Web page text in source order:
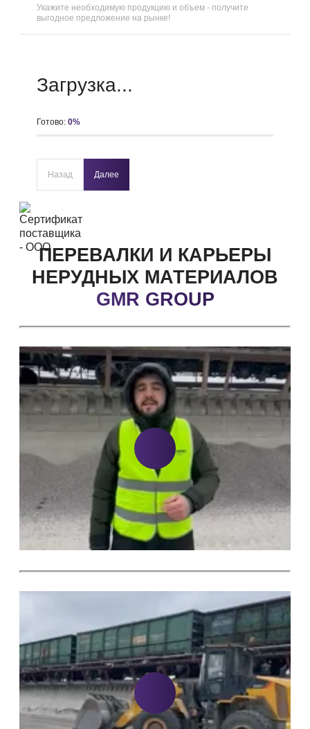
Укажите необходимую продукцию и объем - получите
выгодное предложение на рынке!
Загрузка...
Готово: 0%
Назад Далее
ПЕРЕВАЛКИ И КАРЬЕРЫ
НЕРУДНЫХ МАТЕРИАЛОВ
GMR GROUP